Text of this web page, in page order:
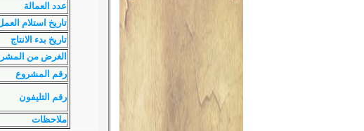
عدد العمالة
تاريخ استلام
تاريخ بدء الانتاج
الغرض من
رقم المشروع
رقم التليفون
ملاحظات